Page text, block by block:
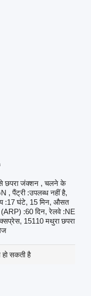
छपरा जंक्शन , चलने के
, पैंट्री :उपलब्ध नहीं है,
:17 घंटे, 15 मिन, औसत
(ARP) :60 दिन, रेलवे :NE
15110 मथुरा छपरा
हो सकती है